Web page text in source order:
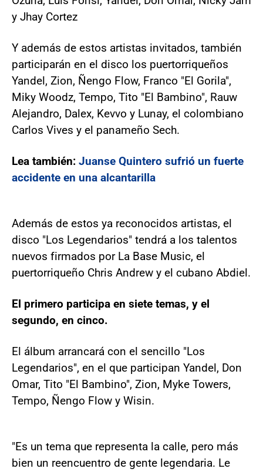
y Jhay Cortez
Y además de estos artistas invitados, también
participarán en el disco los puertorriqueños
Yandel, Zion, Ñengo Flow, Franco "El Gorila",
Miky Woodz, Tempo, Tito "El Bambino", Rauw
Alejandro, Dalex, Kevvo y Lunay, el colombiano
Carlos Vives y el panameño Sech.
Lea también: Juanse Quintero sufrió un fuerte
accidente en una alcantarilla
Además de estos ya reconocidos artistas, el
disco "Los Legendarios" tendrá a los talentos
nuevos firmados por La Base Music, el
puertorriqueño Chris Andrew y el cubano Abdiel.
El primero participa en siete temas, y el
segundo, en cinco.
El álbum arrancará con el sencillo "Los
Legendarios", en el que participan Yandel, Don
Omar, Tito "El Bambino", Zion, Myke Towers,
Tempo, Ñengo Flow y Wisin.
"Es un tema que representa la calle, pero más
bien un reencuentro de gente legendaria. Le